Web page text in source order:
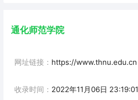
通化师范学院
网址链接： https://www.thnu.edu.cn
收录时间： 2022年11月06日 23:19:01